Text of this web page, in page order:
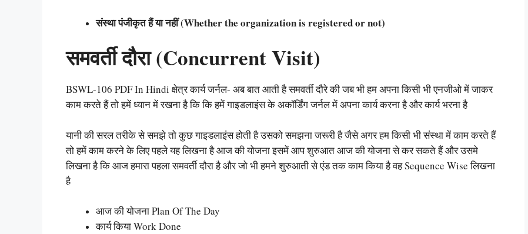
संस्था पंजीकृत हैं या नहीं (Whether the organization is registered or not)
समवर्ती दौरा (Concurrent Visit)
BSWL-106 PDF In Hindi क्षेत्र कार्य जर्नल- अब बात आती है समवर्ती दौरे की जब भी हम अपना किसी भी एनजीओ में जाकर
काम करते हैं तो हमें ध्यान में रखना है कि कि हमें गाइडलाइंस के अकॉर्डिंग जर्नल में अपना कार्य करना है और कार्य भरना है
यानी की सरल तरीके से समझे तो कुछ गाइडलाइंस होती है उसको समझना जरूरी है जैसे अगर हम किसी भी संस्था में काम करते हैं
तो हमें काम करने के लिए पहले यह लिखना है आज की योजना इसमें आप शुरुआत आज की योजना से कर सकते हैं और उसमे
लिखना है कि आज हमारा पहला समवर्ती दौरा है और जो भी हमने शुरुआती से एंड तक काम किया है वह Sequence Wise लिखना
है
आज की योजना Plan Of The Day
कार्य किया Work Done